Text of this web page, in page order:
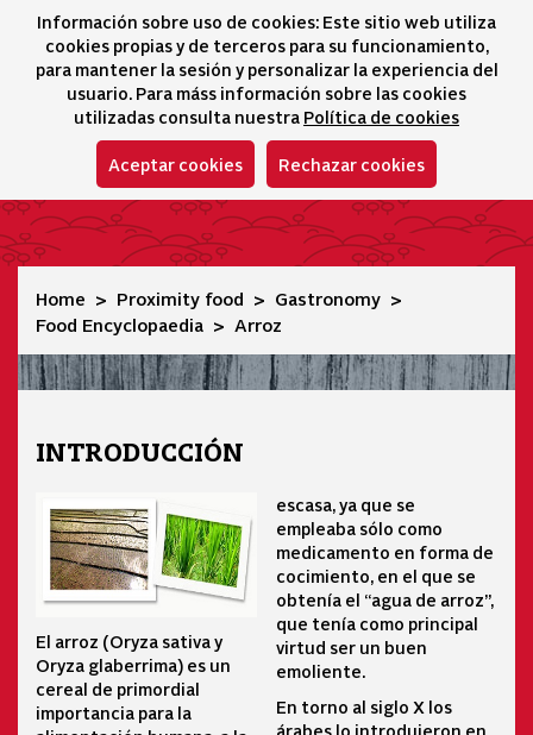
Información sobre uso de cookies: Este sitio web utiliza
cookies propias y de terceros para su funcionamiento,
para mantener la sesión y personalizar la experiencia del
usuario. Para máss información sobre las cookies
utilizadas consulta nuestra Política de cookies
Aceptar cookies Rechazar cookies
Selector idioma
icono
Arroz
Home Proximity food
Gastronomy
Food Encyclopaedia
Arroz
INTRODUCCIÓN
El arroz (Oryza sativa y
Oryza glaberrima) es un
cereal de primordial
importancia para la
escasa, ya que se
empleaba sólo como
medicamento en forma de
cocimiento, en el que se
obtenía el “agua de arroz”,
que tenía como principal
virtud ser un buen
emoliente.
En torno al siglo X los
árabes lo introdujeron en